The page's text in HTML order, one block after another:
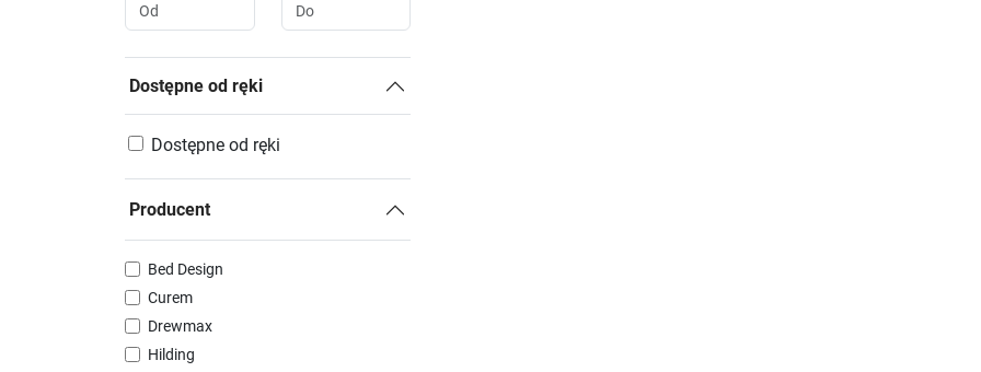
Dostępne od ręki
Dostępne od ręki
Producent
Bed Design
Curem
Drewmax
Hilding